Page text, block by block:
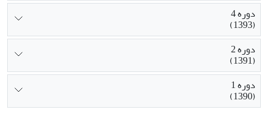
دوره 4
(1393)
دوره 2
(1391)
دوره 1
(1390)